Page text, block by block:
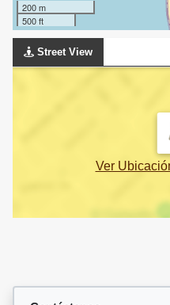
200 m
500 ft
Street View
Ver